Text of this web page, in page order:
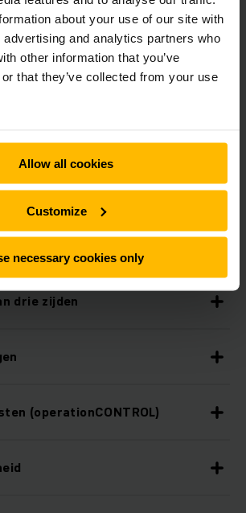
about your use of our site with
and analytics partners who
other information that you’ve
that they’ve collected from your use
Allow all cookies
Customize
necessary cookies only
Trucks
van uw trucks om tijd, energie en
flexibel kan worden uitgebreid met
en softwarecomponenten.
Features
drie zijden
(operationCONTROL)